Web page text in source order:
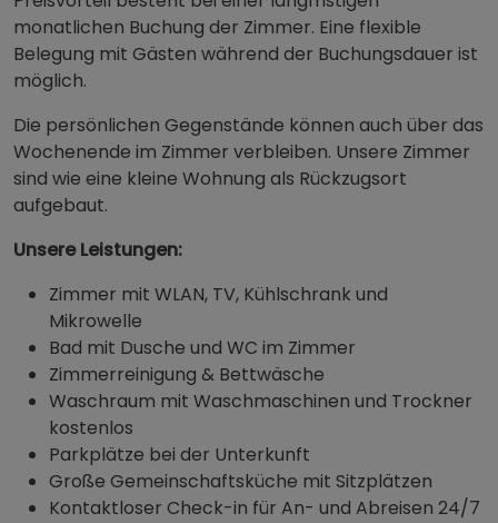
monatlichen Buchung der Zimmer. Eine flexible
Belegung mit Gästen während der Buchungsdauer ist
möglich.
Die persönlichen Gegenstände können auch über das
Wochenende im Zimmer verbleiben. Unsere Zimmer
sind wie eine kleine Wohnung als Rückzugsort
aufgebaut.
Unsere Leistungen:
Zimmer mit WLAN, TV, Kühlschrank und
Mikrowelle
Bad mit Dusche und WC im Zimmer
Zimmerreinigung & Bettwäsche
Waschraum mit Waschmaschinen und Trockner
kostenlos
Parkplätze bei der Unterkunft
Große Gemeinschaftsküche mit Sitzplätzen
Kontaktloser Check-in für An- und Abreisen 24/7